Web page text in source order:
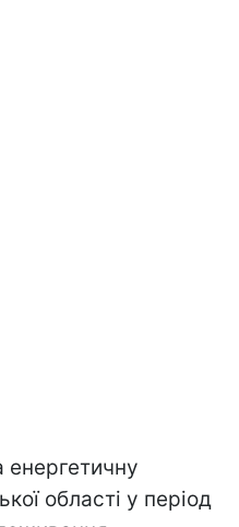
енергетичну
області у період